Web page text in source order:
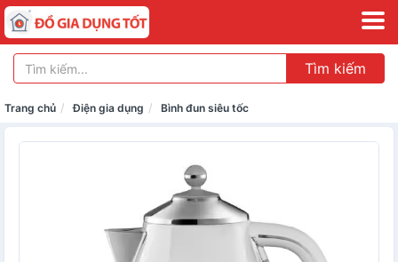
Tìm kiếm
Trang chủ Điện gia dụng Bình đun siêu tốc